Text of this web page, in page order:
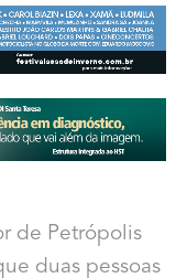
de Petrópolis
duas pessoas